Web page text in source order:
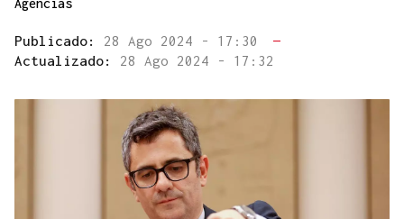
Agencias
Publicado: 28 Ago 2024 - 17:30
—
Actualizado: 28 Ago 2024 - 17:32